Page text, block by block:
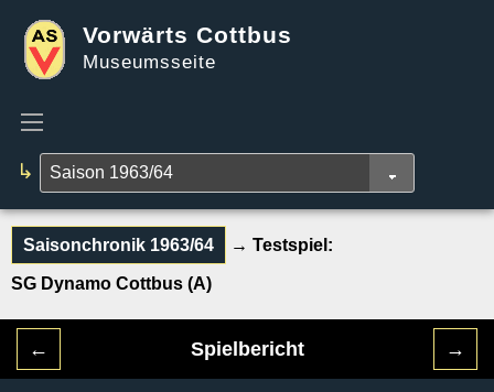
Vorwärts Cottbus
Museumsseite
↳
Saisonchronik 1963/64 → Testspiel:
SG Dynamo Cottbus (A)
← Spielbericht →